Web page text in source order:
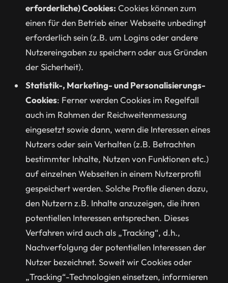
erforderliche) Cookies: Cookies können zum
einen für den Betrieb einer Webseite unbedingt
erforderlich sein (z.B. um Logins oder andere
Nutzereingaben zu speichern oder aus Gründen
der Sicherheit).
Statistik-, Marketing- und Personalisierungs-
Cookies: Ferner werden Cookies im Regelfall
auch im Rahmen der Reichweitenmessung
eingesetzt sowie dann, wenn die Interessen eines
Nutzers oder sein Verhalten (z.B. Betrachten
bestimmter Inhalte, Nutzen von Funktionen etc.)
auf einzelnen Webseiten in einem Nutzerprofil
gespeichert werden. Solche Profile dienen dazu,
den Nutzern z.B. Inhalte anzuzeigen, die ihren
potentiellen Interessen entsprechen. Dieses
Verfahren wird auch als „Tracking“, d.h.,
Nachverfolgung der potentiellen Interessen der
Nutzer bezeichnet. Soweit wir Cookies oder
„Tracking“-Technologien einsetzen, informieren